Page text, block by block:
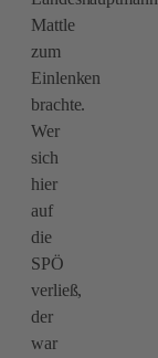
Mattle
zum
Einlenken
brachte.
Wer
sich
hier
auf
die
SPÖ
verließ,
der
war